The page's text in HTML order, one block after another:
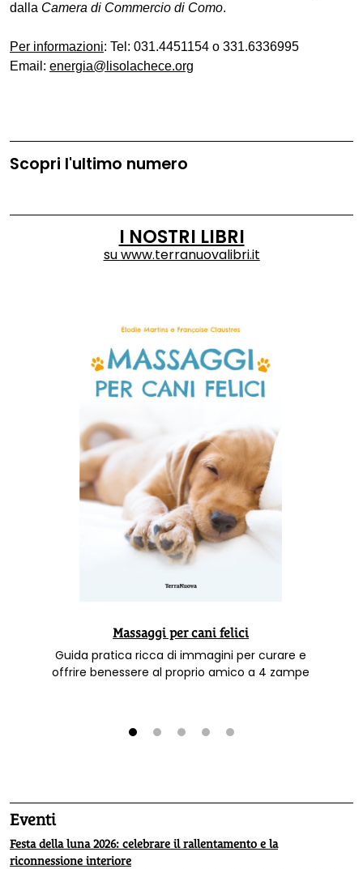
dalla Camera di Commercio di Como.
Per informazioni: Tel: 031.4451154 o 331.6336995
Email: energia@lisolachece.org
Scopri l'ultimo numero
I NOSTRI LIBRI
suwww.terranuovalibri.it
Massaggi per cani felici
Guida pratica ricca di immagini per curare e
offrire benessere al proprio amico a 4 zampe
Eventi
Festa della luna 2026: celebrare il rallentamento e la
riconnessione interiore